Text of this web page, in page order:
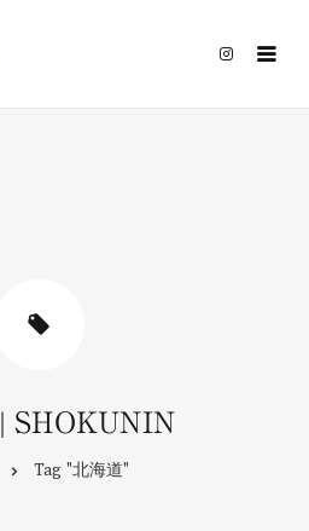
SHOKUNIN
Tag "北海道"
CONTACT